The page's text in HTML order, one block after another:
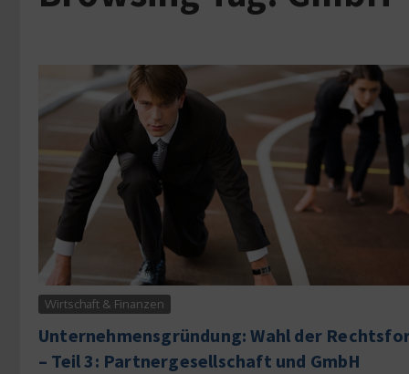
Wirtschaft & Finanzen
Unternehmensgründung: Wahl der
– Teil 3: Partnergesellschaft und GmbH